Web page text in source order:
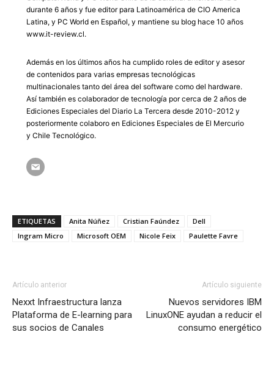
durante 6 años y fue editor para Latinoamérica de CIO America
Latina, y PC World en Español, y mantiene su blog hace 10 años
www.it-review.cl.
Además en los últimos años ha cumplido roles de editor y asesor
de contenidos para varias empresas tecnológicas
multinacionales tanto del área del software como del hardware.
Así también es colaborador de tecnología por cerca de 2 años de
Ediciones Especiales del Diario La Tercera desde 2010-2012 y
posteriormente colaboro en Ediciones Especiales de El Mercurio
y Chile Tecnológico.
ETIQUETAS Anita Núñez Cristian Faúndez
Dell
Ingram Micro
Microsoft OEM Nicole Feix Paulette Favre
Artículo anterior
Nexxt Infraestructura lanza
Plataforma de E-learning para
sus socios de Canales
Artículo siguiente
Nuevos servidores IBM
LinuxONE ayudan a reducir el
consumo energético